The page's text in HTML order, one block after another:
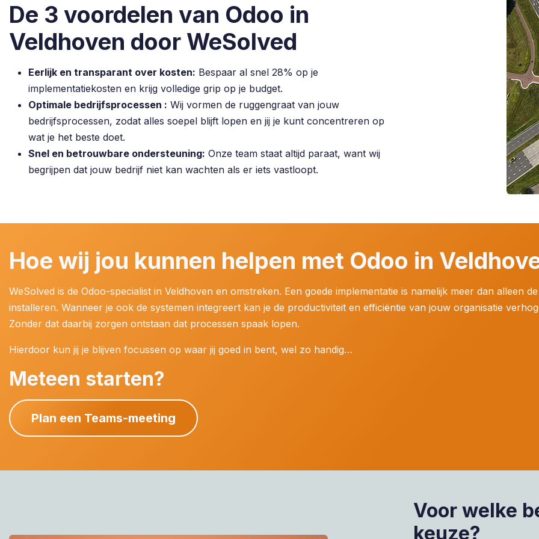
De 3 voordelen van Odoo in
Veldhoven door WeSolved
Eerlijk en transparant over kosten: Bespaar al snel 28% op je
implementatiekosten en krijg volledige grip op je budget.
Optimale bedrijfsprocessen : Wij vormen de ruggengraat van jouw
bedrijfsprocessen, zodat alles soepel blijft lopen en jij je kunt concentreren op
wat je het beste doet.
Snel en betrouwbare ondersteuning: Onze team staat altijd paraat, want wij
begrijpen dat jouw bedrijf niet kan wachten als er iets vastloopt.
Hoe wij jou kunnen helpen met Odoo in
WeSolved is de Odoo-specialist in Veldhoven en omstreken. Een goede implementatie is namelijk meer dan alleen
installeren. Wanneer je ook de systemen integreert kan je de productiviteit en efficiëntie van jouw organisatie
Zonder dat daarbij zorgen ontstaan dat processen spaak lopen.
Hierdoor kun jij je blijven focussen op waar jij goed in bent, wel zo handig…
Meteen starten?
Plan een Teams-meeting
Voor welke
keuze?